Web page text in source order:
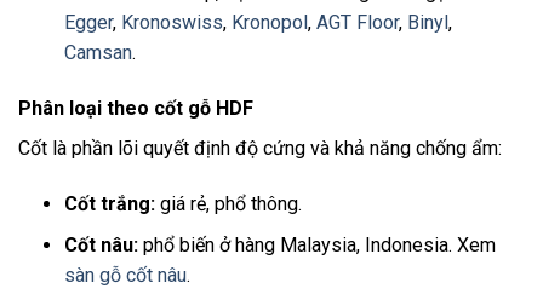
Egger, Kronoswiss, Kronopol, AGT Floor, Binyl,
Camsan.
Phân loại theo cốt gỗ HDF
Cốt là phần lõi quyết định độ cứng và khả năng chống ẩm:
Cốt trắng: giá rẻ, phổ thông.
Cốt nâu: phổ biến ở hàng Malaysia, Indonesia. Xem
sàn gỗ cốt nâu.